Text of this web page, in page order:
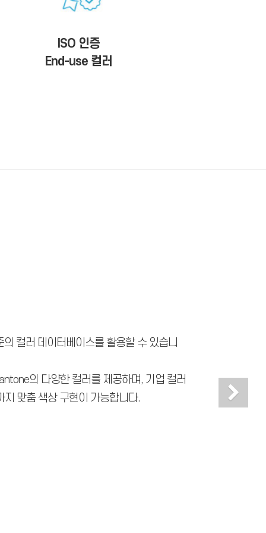
ISO 인증
End-use 컬러
컬러 데이터베이스를 활용할 수 있습니
의 다양한 컬러를 제공하며, 기업 컬러
맞춤 색상 구현이 가능합니다.